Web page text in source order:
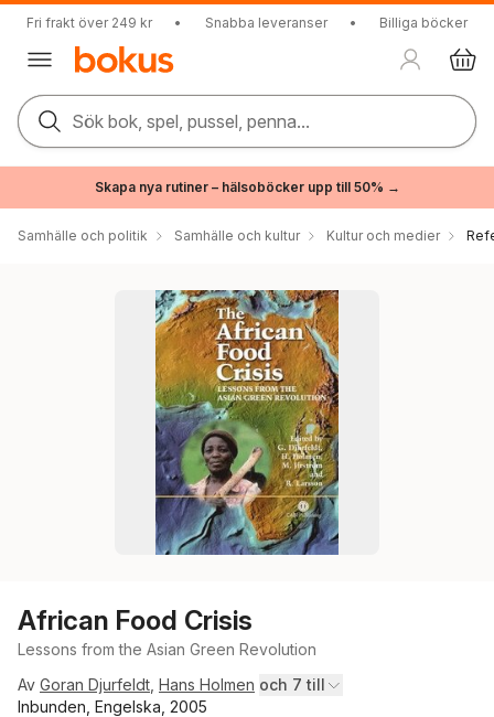
Fri frakt över 249 kr • Snabba leveranser • Billiga böcker
Sök bok, spel, pussel, penna...
Skapa nya rutiner – hälsoböcker upp till 50% →
Samhälle och politik Samhälle och kultur Kultur och medier
African Food Crisis
Lessons from the Asian Green Revolution
Av Goran Djurfeldt Hans Holmen och 7 till
Inbunden, Engelska, 2005